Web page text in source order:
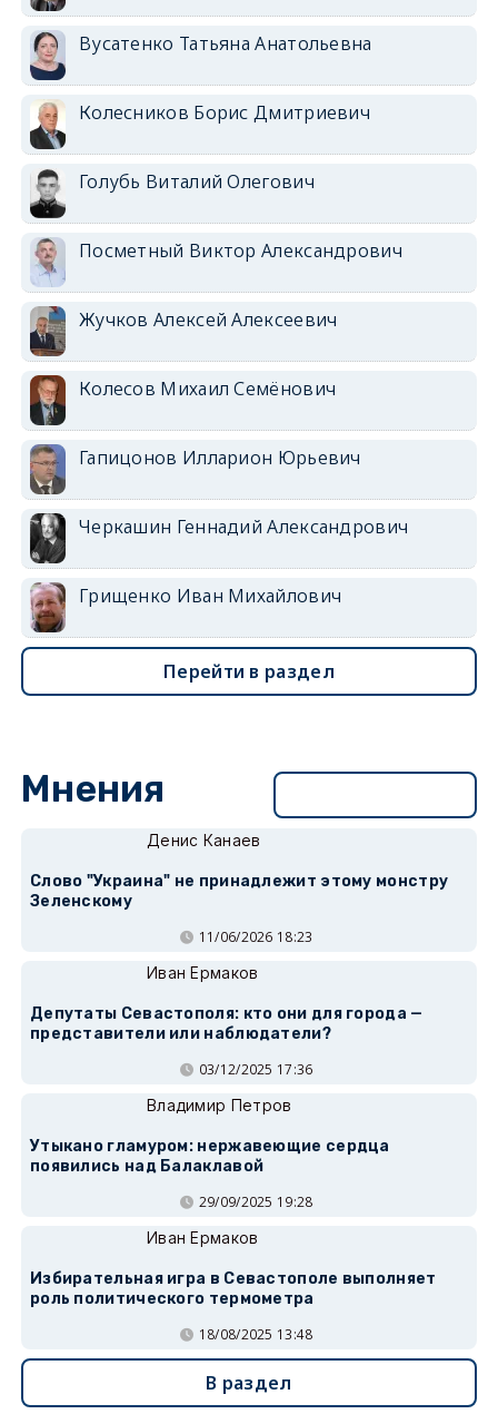
Вусатенко Татьяна Анатольевна
Колесников Борис Дмитриевич
Голубь Виталий Олегович
Посметный Виктор Александрович
Жучков Алексей Алексеевич
Колесов Михаил Семёнович
Гапицонов Илларион Юрьевич
Черкашин Геннадий Александрович
Грищенко Иван Михайлович
Перейти в раздел
Мнения
Денис Канаев
Слово "Украина" не принадлежит этому монстру
Зеленскому
11/06/2026 18:23
Иван Ермаков
Депутаты Севастополя: кто они для города —
представители или наблюдатели?
03/12/2025 17:36
Владимир Петров
Утыкано гламуром: нержавеющие сердца
появились над Балаклавой
29/09/2025 19:28
Иван Ермаков
Избирательная игра в Севастополе выполняет
роль политического термометра
18/08/2025 13:48
В раздел